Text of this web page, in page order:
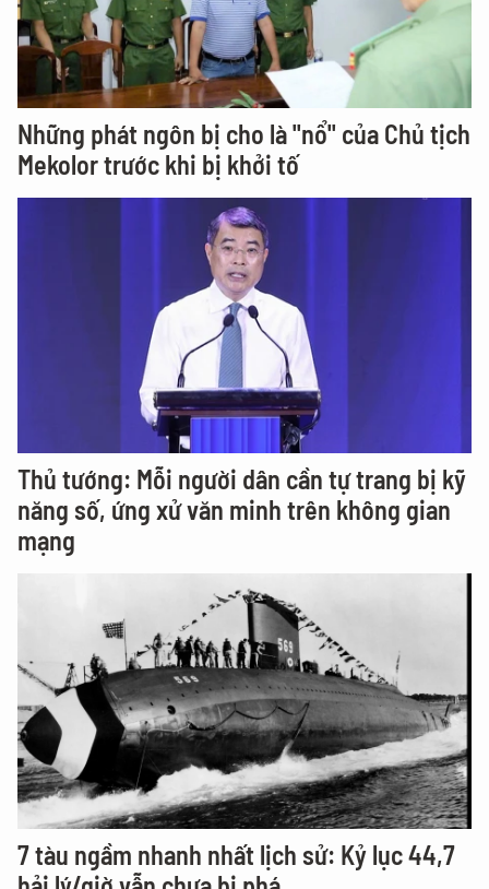
Những phát ngôn bị cho là "nổ" của Chủ tịch
Mekolor trước khi bị khởi tố
Thủ tướng: Mỗi người dân cần tự trang bị kỹ
năng số, ứng xử văn minh trên không gian
mạng
7 tàu ngầm nhanh nhất lịch sử: Kỷ lục 44,7